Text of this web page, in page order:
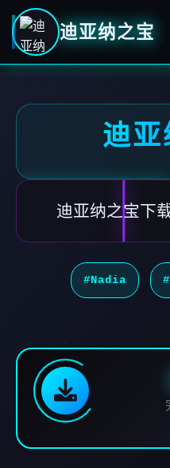
迪亚纳之宝
迪亚
迪亚纳之宝下
#Nadia